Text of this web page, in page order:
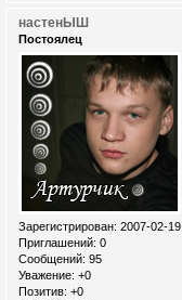
настенЫШ
Постоялец
Зарегистрирован: 2007-02-19
Приглашений: 0
Сообщений: 95
Уважение: +0
Позитив: +0